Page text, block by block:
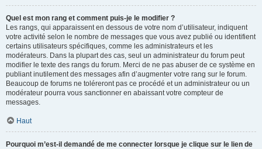
Quel est mon rang et comment puis-je le modifier ?
Les rangs, qui apparaissent en dessous de votre nom d’utilisateur, indiquent
votre activité selon le nombre de messages que vous avez publié ou identifient
certains utilisateurs spécifiques, comme les administrateurs et les
modérateurs. Dans la plupart des cas, seul un administrateur du forum peut
modifier le texte des rangs du forum. Merci de ne pas abuser de ce système en
publiant inutilement des messages afin d’augmenter votre rang sur le forum.
Beaucoup de forums ne toléreront pas ce procédé et un administrateur ou un
modérateur pourra vous sanctionner en abaissant votre compteur de
messages.
Haut
Pourquoi m’est-il demandé de me connecter lorsque je clique sur le lien de